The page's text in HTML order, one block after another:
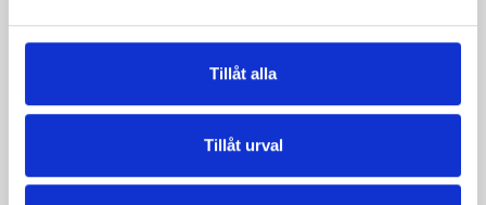
Tillåt alla
Tillåt urval